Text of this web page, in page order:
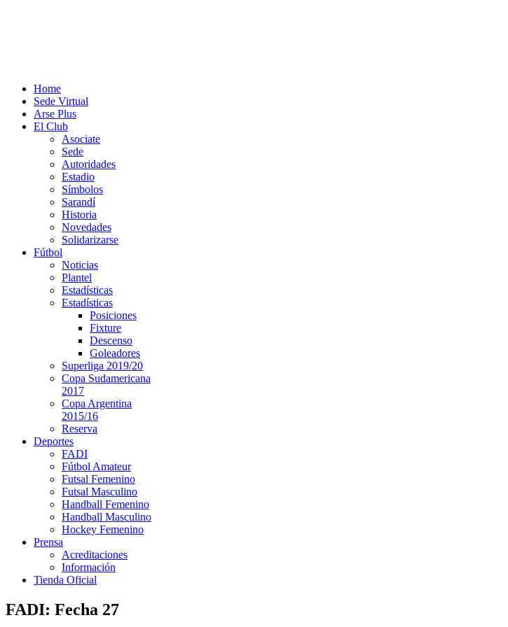
Home
Sede Virtual
Arse Plus
El Club
Asociate
Sede
Autoridades
Estadio
Símbolos
Sarandí
Historia
Novedades
Solidarizarse
Fútbol
Noticias
Plantel
Estadísticas
Estadísticas
Posiciones
Fixture
Descenso
Goleadores
Superliga 2019/20
Copa Sudamericana
2017
Copa Argentina
2015/16
Reserva
Deportes
FADI
Fútbol Amateur
Futsal Femenino
Futsal Masculino
Handball Femenino
Handball Masculino
Hockey Femenino
Prensa
Acreditaciones
Información
Tienda Oficial
FADI: Fecha 27